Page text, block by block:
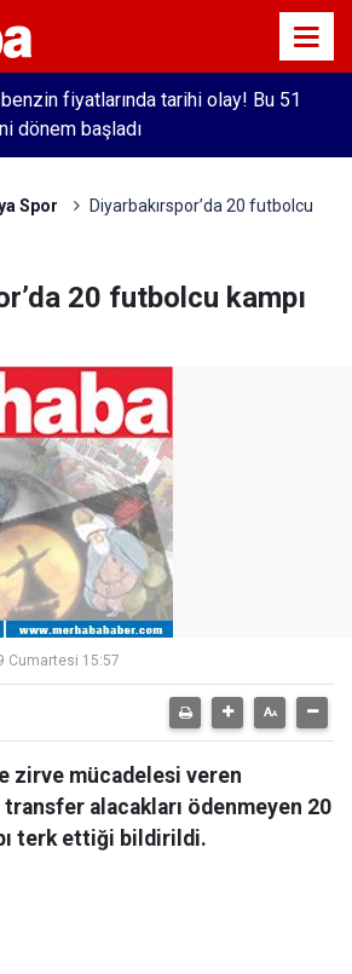
fiyatlarında tarihi olay! Bu 51
dönem başladı
Spor
Diyarbakırspor’da 20 futbolcu
20 futbolcu kampı
Cumartesi 15:57
zirve mücadelesi veren
transfer alacakları ödenmeyen 20
terk ettiği bildirildi.